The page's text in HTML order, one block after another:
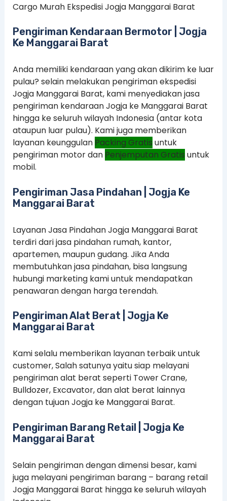
Cargo Murah Ekspedisi Jogja Manggarai Barat
Pengiriman Kendaraan Bermotor | Jogja
Ke Manggarai Barat
Anda memiliki kendaraan yang akan dikirim ke luar
pulau? selain melakukan pengiriman ekspedisi
Jogja Manggarai Barat, kami menyediakan jasa
pengiriman kendaraan Jogja ke Manggarai Barat
hingga ke seluruh wilayah Indonesia (antar kota
ataupun luar pulau). Kami juga memberikan
layanan keunggulan Packing Gratis untuk
pengiriman motor dan Penjemputan Gratis untuk
mobil.
Pengiriman Jasa Pindahan | Jogja Ke
Manggarai Barat
Layanan Jasa Pindahan Jogja Manggarai Barat
terdiri dari jasa pindahan rumah, kantor,
apartemen, maupun gudang. Jika Anda
membutuhkan jasa pindahan, bisa langsung
hubungi marketing kami untuk mendapatkan
penawaran dengan harga terendah.
Pengiriman Alat Berat | Jogja Ke
Manggarai Barat
Kami selalu memberikan layanan terbaik untuk
customer, Salah satunya yaitu siap melayani
pengiriman alat berat seperti Tower Crane,
Bulldozer, Excavator, dan alat berat lainnya
dengan tujuan Jogja ke Manggarai Barat.
Pengiriman Barang Retail | Jogja Ke
Manggarai Barat
Selain pengiriman dengan dimensi besar, kami
juga melayani pengiriman barang – barang retail
Jogja Manggarai Barat hingga ke seluruh wilayah